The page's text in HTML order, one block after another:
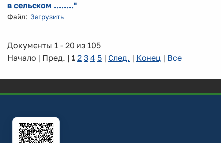
в сельском ........"
Файл: Загрузить
Документы 1 - 20 из 105
Начало | Пред. | 1 2 3 4 5 | След. | Конец | Все